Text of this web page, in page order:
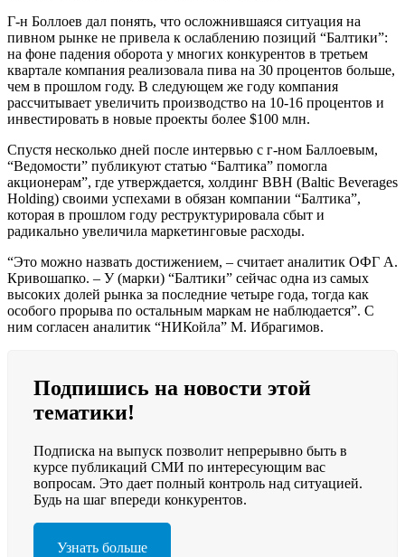
Г-н Боллоев дал понять, что осложнившаяся ситуация на
пивном рынке не привела к ослаблению позиций “Балтики”:
на фоне падения оборота у многих конкурентов в третьем
квартале компания реализовала пива на 30 процентов больше,
чем в прошлом году. В следующем же году компания
рассчитывает увеличить производство на 10-16 процентов и
инвестировать в новые проекты более $100 млн.
Спустя несколько дней после интервью с г-ном Баллоевым,
“Ведомости” публикуют статью “Балтика” помогла
акционерам”, где утверждается, холдинг BBH (Baltic Beverages
Holding) своими успехами в обязан компании “Балтика”,
которая в прошлом году реструктурировала сбыт и
радикально увеличила маркетинговые расходы.
“Это можно назвать достижением, – считает аналитик ОФГ А.
Кривошапко. – У (марки) “Балтики” сейчас одна из самых
высоких долей рынка за последние четыре года, тогда как
особого прорыва по остальным маркам не наблюдается”. С
ним согласен аналитик “НИКойла” М. Ибрагимов.
Подпишись на новости этой
тематики!
Подписка на выпуск позволит непрерывно быть в
курсе публикаций СМИ по интересующим вас
вопросам. Это дает полный контроль над ситуацией.
Будь на шаг впереди конкурентов.
Узнать больше